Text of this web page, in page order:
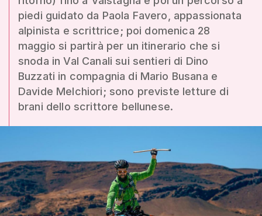
piedi guidato da Paola Favero, appassionata
alpinista e scrittrice; poi domenica 28
maggio si partirà per un itinerario che si
snoda in Val Canali sui sentieri di Dino
Buzzati in compagnia di Mario Busana e
Davide Melchiori; sono previste letture di
brani dello scrittore bellunese.